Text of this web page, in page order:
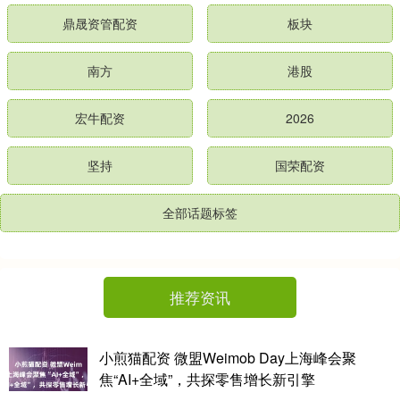
鼎晟资管配资 板块
南方 港股
宏牛配资 2026
坚持 国荣配资
全部话题标签
推荐资讯
小煎猫配资 微盟Weimob Day上海峰会聚
焦“AI+全域”，共探零售增长新引擎